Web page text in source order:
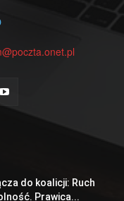
do koalicji: Ruch
Prawica...